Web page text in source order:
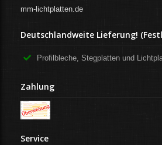
mm-lichtplatten.de
Deutschlandweite Lieferung!
Profilbleche, Stegplatten und
Zahlung
Service